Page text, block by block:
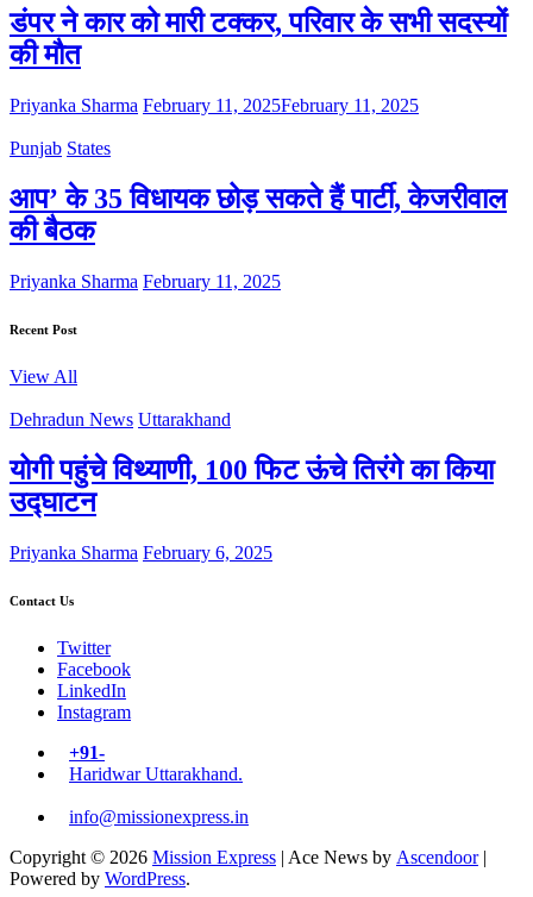
डंपर ने कार को मारी टक्कर, परिवार के सभी सदस्यों
की मौत
Priyanka Sharma February 11, 2025February 11, 2025
Punjab States
आप’ के 35 विधायक छोड़ सकते हैं पार्टी, केजरीवाल
की बैठक
Priyanka Sharma February 11, 2025
Recent Post
View All
Dehradun News Uttarakhand
योगी पहुंचे विथ्याणी, 100 फिट ऊंचे तिरंगे का किया
उद्घाटन
Priyanka Sharma February 6, 2025
Contact Us
Twitter
Facebook
LinkedIn
Instagram
+91-
Haridwar Uttarakhand.
info@missionexpress.in
Copyright © 2026 Mission Express | Ace News by Ascendoor|
Powered by WordPress.